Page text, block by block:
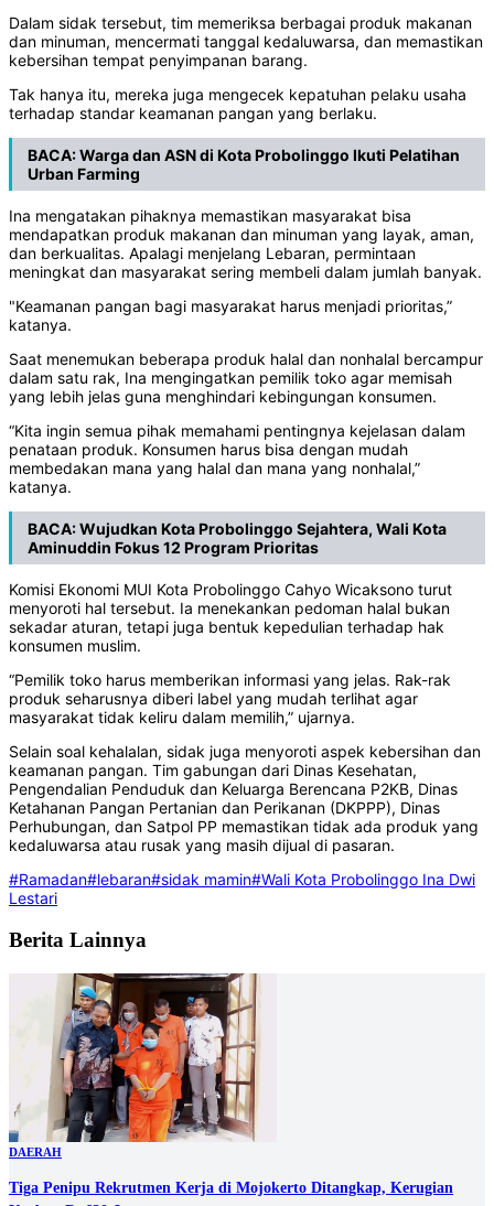
Dalam sidak tersebut, tim memeriksa berbagai produk makanan
dan minuman, mencermati tanggal kedaluwarsa, dan memastikan
kebersihan tempat penyimpanan barang.
Tak hanya itu, mereka juga mengecek kepatuhan pelaku usaha
terhadap standar keamanan pangan yang berlaku.
BACA:Warga dan ASN di Kota Probolinggo Ikuti Pelatihan
Urban Farming
Ina mengatakan pihaknya memastikan masyarakat bisa
mendapatkan produk makanan dan minuman yang layak, aman,
dan berkualitas. Apalagi menjelang Lebaran, permintaan
meningkat dan masyarakat sering membeli dalam jumlah banyak.
"Keamanan pangan bagi masyarakat harus menjadi prioritas,”
katanya.
Saat menemukan beberapa produk halal dan nonhalal bercampur
dalam satu rak, Ina mengingatkan pemilik toko agar memisah
yang lebih jelas guna menghindari kebingungan konsumen.
“Kita ingin semua pihak memahami pentingnya kejelasan dalam
penataan produk. Konsumen harus bisa dengan mudah
membedakan mana yang halal dan mana yang nonhalal,”
katanya.
BACA:Wujudkan Kota Probolinggo Sejahtera, Wali Kota
Aminuddin Fokus 12 Program Prioritas
Komisi Ekonomi MUI Kota Probolinggo Cahyo Wicaksono turut
menyoroti hal tersebut. Ia menekankan pedoman halal bukan
sekadar aturan, tetapi juga bentuk kepedulian terhadap hak
konsumen muslim.
“Pemilik toko harus memberikan informasi yang jelas. Rak-rak
produk seharusnya diberi label yang mudah terlihat agar
masyarakat tidak keliru dalam memilih,” ujarnya.
Selain soal kehalalan, sidak juga menyoroti aspek kebersihan dan
keamanan pangan. Tim gabungan dari Dinas Kesehatan,
Pengendalian Penduduk dan Keluarga Berencana P2KB, Dinas
Ketahanan Pangan Pertanian dan Perikanan (DKPPP), Dinas
Perhubungan, dan Satpol PP memastikan tidak ada produk yang
kedaluwarsa atau rusak yang masih dijual di pasaran.
#Ramadan#lebaran#sidak mamin#Wali Kota Probolinggo Ina Dwi
Lestari
Berita Lainnya
DAERAH
Tiga Penipu Rekrutmen Kerja di Mojokerto Ditangkap, Kerugian